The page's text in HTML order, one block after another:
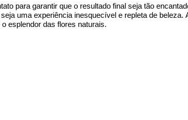
para garantir que o resultado final seja tão
uma experiência inesquecível e repleta de
esplendor das flores naturais.